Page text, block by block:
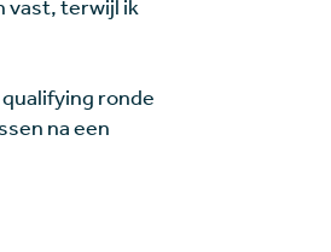
vast, terwijl ik
ronde
na een